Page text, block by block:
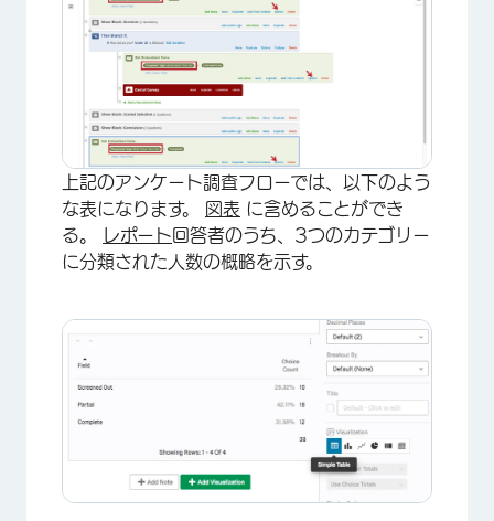
×
上記のアンケート調査フローでは、以下のよう
な表になります。
図表 に含めることができ
る。
レポート回答者のうち、3つのカテゴリー
に分類された人数の概略を示す。